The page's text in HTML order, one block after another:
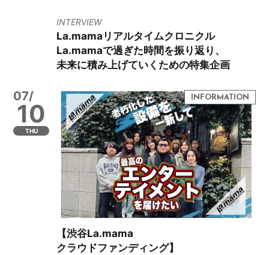
INTERVIEW
La.mamaリアルタイムクロニクル
La.mamaで過ぎた時間を振り返り、
未来に積み上げていくための特集企画
07/
10
THU
【渋谷La.mama
クラウドファンディング】